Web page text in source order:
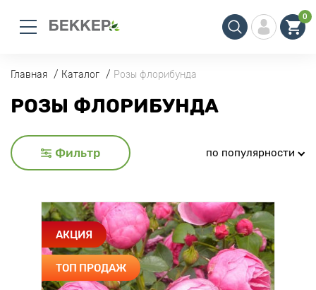
0
Главная Каталог Розы флорибунда
РОЗЫ ФЛОРИБУНДА
Фильтр по популярности
АКЦИЯ
ТОП ПРОДАЖ